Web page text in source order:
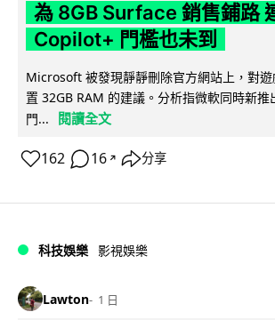
為 8GB Surface 銷售鋪路
Copilot+ 門檻也未到
Microsoft 被發現靜靜刪除官方網站上，對
置 32GB RAM 的建議。分析指微軟同時新推
門...
閱讀全文
162 16 ↗ 分享
科技娛樂 影視娛樂
Lawton 1 日